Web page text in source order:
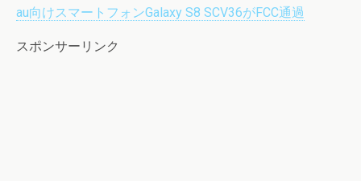
au向けスマートフォンGalaxy S8 SCV36がFCC通過
スポンサーリンク